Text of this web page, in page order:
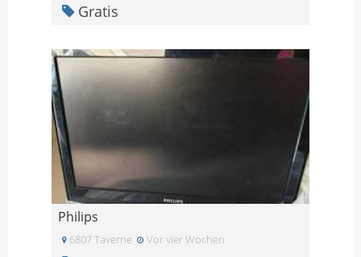
Gratis
Philips
6807 Taverne Vor vier Wochen